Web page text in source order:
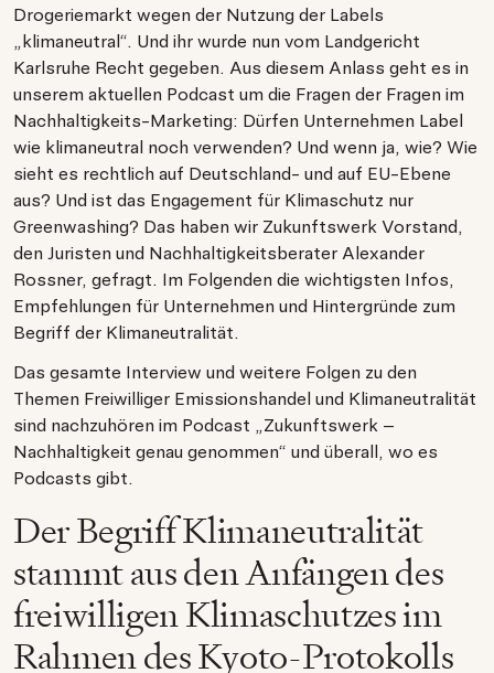
Drogeriemarkt wegen der Nutzung der Labels
„klimaneutral“. Und ihr wurde nun vom Landgericht
Karlsruhe Recht gegeben. Aus diesem Anlass geht es in
unserem aktuellen Podcast um die Fragen der Fragen im
Nachhaltigkeits-Marketing: Dürfen Unternehmen Label
wie klimaneutral noch verwenden? Und wenn ja, wie? Wie
sieht es rechtlich auf Deutschland- und auf EU-Ebene
aus? Und ist das Engagement für Klimaschutz nur
Greenwashing? Das haben wir Zukunftswerk Vorstand,
den Juristen und Nachhaltigkeitsberater Alexander
Rossner, gefragt. Im Folgenden die wichtigsten Infos,
Empfehlungen für Unternehmen und Hintergründe zum
Begriff der Klimaneutralität.
Das gesamte Interview und weitere Folgen zu den
Themen Freiwilliger Emissionshandel und Klimaneutralität
sind nachzuhören im Podcast „Zukunftswerk –
Nachhaltigkeit genau genommen“ und überall, wo es
Podcasts gibt.
Der Begriff Klimaneutralität
stammt aus den Anfängen des
freiwilligen Klimaschutzes im
Rahmen des Kyoto-Protokolls